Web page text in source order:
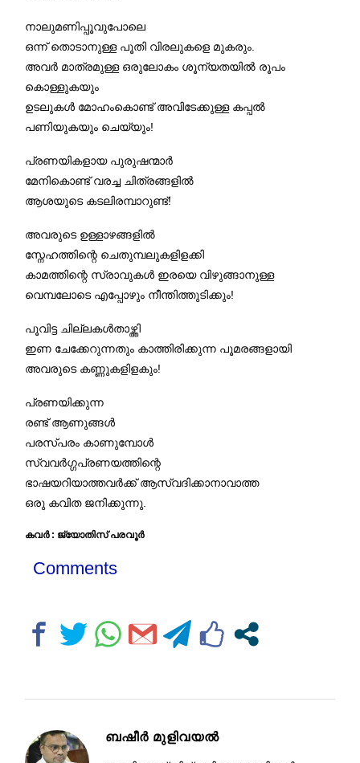
നാലുമണിപ്പൂവുപോലെ
ഒന്ന് തൊടാനുള്ള പൂതി വിരലുകളെ മുകരും.
അവർ മാത്രമുള്ള ഒരുലോകം ശൂന്യതയിൽ രൂപം
കൊള്ളുകയും
ഉടലുകൾ മോഹംകൊണ്ട് അവിടേക്കുള്ള കപ്പൽ
പണിയുകയും ചെയ്യും!
പ്രണയികളായ പുരുഷന്മാർ
മേനികൊണ്ട് വരച്ച ചിത്രങ്ങളിൽ
ആശയുടെ കടലിരമ്പാറുണ്ട്!
അവരുടെ ഉള്ളാഴങ്ങളിൽ
സ്നേഹത്തിന്റെ ചെതുമ്പലുകളിളക്കി
കാമത്തിന്റെ സ്രാവുകൾ ഇരയെ വിഴുങ്ങാനുള്ള
വെമ്പലോടെ എപ്പോഴും നീന്തിത്തുടിക്കും!
പൂവിട്ട ചില്ലകൾതാഴ്ത്തി
ഇണ ചേക്കേറുന്നതും കാത്തിരിക്കുന്ന പൂമരങ്ങളായി
അവരുടെ കണ്ണുകളിളകും!
പ്രണയിക്കുന്ന
രണ്ട് ആണുങ്ങൾ
പരസ്പരം കാണുമ്പോൾ
സ്വവർഗ്ഗപ്രണയത്തിന്റെ
ഭാഷയറിയാത്തവർക്ക് ആസ്വദിക്കാനാവാത്ത
ഒരു കവിത ജനിക്കുന്നു.
കവർ : ജ്യോതിസ് പരവൂർ
Comments
ബഷീർ മുളിവയൽ